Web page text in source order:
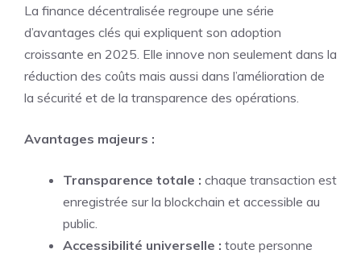
La finance décentralisée regroupe une série
d’avantages clés qui expliquent son adoption
croissante en 2025. Elle innove non seulement dans la
réduction des coûts mais aussi dans l’amélioration de
la sécurité et de la transparence des opérations.
Avantages majeurs :
Transparence totale : chaque transaction est
enregistrée sur la blockchain et accessible au
public.
Accessibilité universelle : toute personne